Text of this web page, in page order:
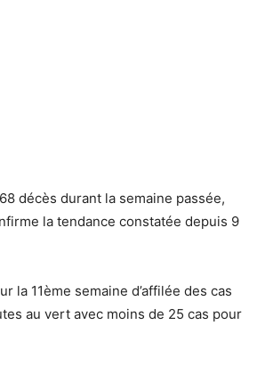
décès durant la semaine passée,
la tendance constatée depuis 9
la 11ème semaine d’affilée des cas
au vert avec moins de 25 cas pour